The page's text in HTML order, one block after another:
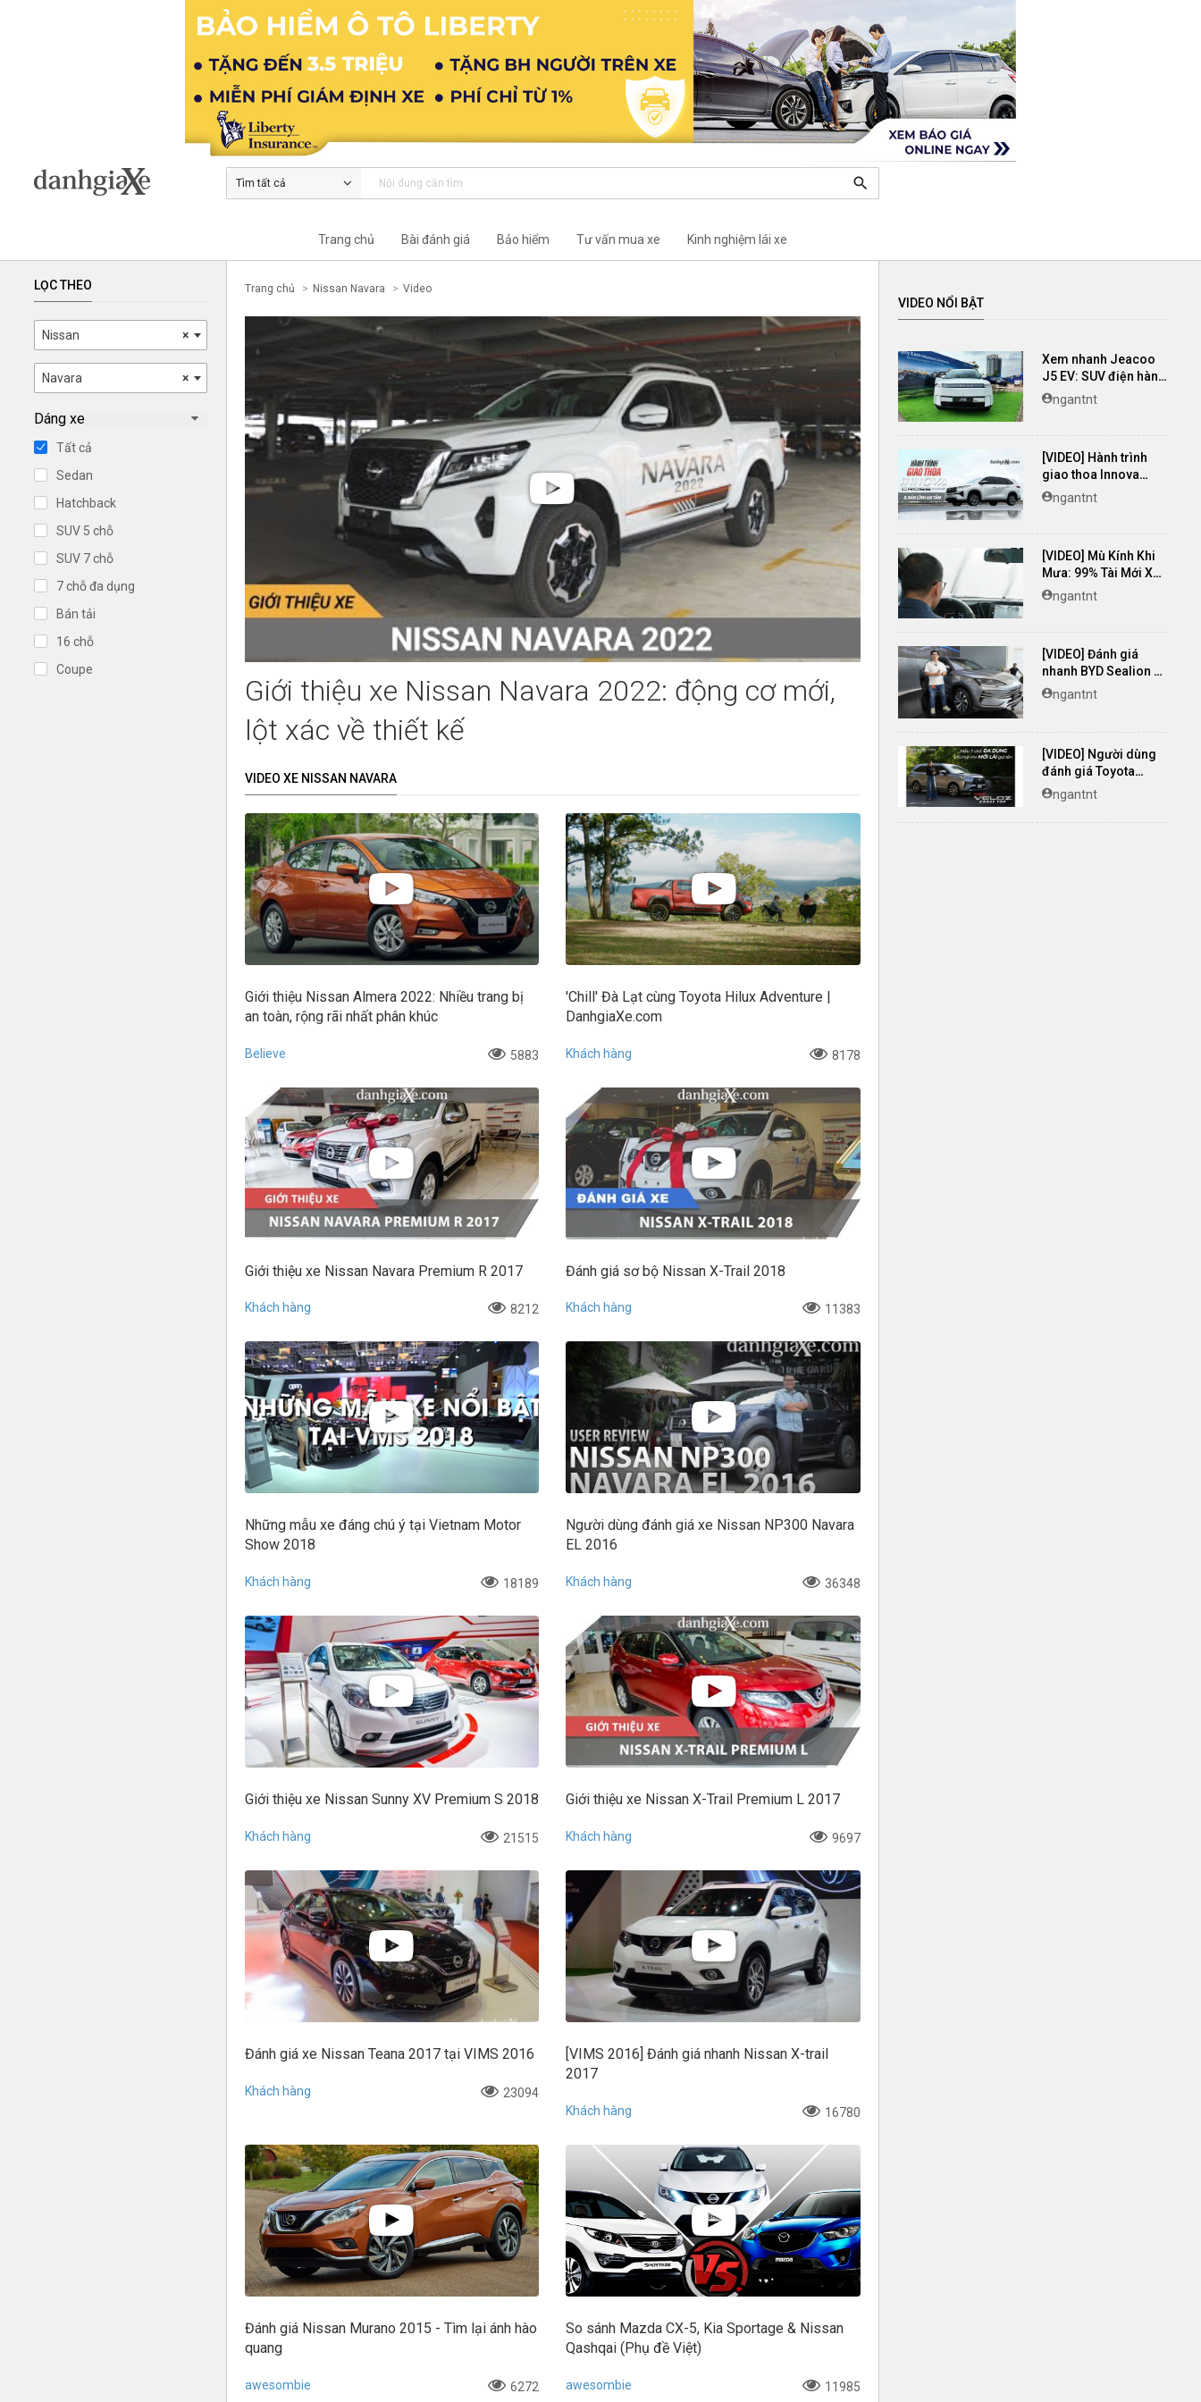
Tìm tất cả search
Trang chủ Bài đánh giá Bảo hiểm Tư vấn mua xe Kinh nghiệm lái xe
LỌC THEO
×
Nissan
×
Navara
Dáng xe
Tất cả
Sedan
Hatchback
SUV 5 chỗ
SUV 7 chỗ
7 chỗ đa dụng
Bán tải
16 chỗ
Coupe
Trang chủ Nissan Navara Video
Giới thiệu xe Nissan Navara 2022: động cơ mới,
lột xác về thiết kế
VIDEO XE NISSAN NAVARA
Giới thiệu Nissan Almera 2022: Nhiều trang bị
an toàn, rộng rãi nhất phân khúc
Believe 5883
'Chill' Đà Lạt cùng Toyota Hilux Adventure |
DanhgiaXe.com
Khách hàng 8178
Giới thiệu xe Nissan Navara Premium R 2017
Khách hàng 8212
Đánh giá sơ bộ Nissan X-Trail 2018
Khách hàng 11383
Những mẫu xe đáng chú ý tại Vietnam Motor
Show 2018
Khách hàng 18189
Người dùng đánh giá xe Nissan NP300 Navara
EL 2016
Khách hàng 36348
Giới thiệu xe Nissan Sunny XV Premium S 2018
Khách hàng 21515
Giới thiệu xe Nissan X-Trail Premium L 2017
Khách hàng 9697
Đánh giá xe Nissan Teana 2017 tại VIMS 2016
Khách hàng 23094
[VIMS 2016] Đánh giá nhanh Nissan X-trail
2017
Khách hàng 16780
Đánh giá Nissan Murano 2015 - Tìm lại ánh hào
quang
awesombie 6272
So sánh Mazda CX-5, Kia Sportage & Nissan
Qashqai (Phụ đề Việt)
awesombie 11985
VIDEO NỔI BẬT
Xem nhanh Jeacoo
J5 EV: SUV điện hàng
B có giá chỉ 699 triệu
ngantnt
[VIDEO] Hành trình
giao thoa Innova
Cross Hybrid & Bản
lĩnh an tâm
ngantnt
[VIDEO] Mù Kính Khi
Mưa: 99% Tài Mới Xử
Lý SAI!
ngantnt
[VIDEO] Đánh giá
nhanh BYD Sealion 6
2025 - Giá từ 799
triệu đồng
ngantnt
[VIDEO] Người dùng
đánh giá Toyota
Veloz Cross TOP:
Mẫu 7 chỗ ĐA DỤNG,
phù hợp cho LÁI MỚI
ngantnt